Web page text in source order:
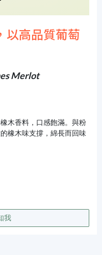
以高品質葡萄
Merlot
木香料，口感飽滿。與粉
橡木味支撐，綿長而回味
我